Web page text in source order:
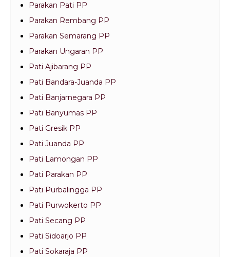
Parakan Pati PP
Parakan Rembang PP
Parakan Semarang PP
Parakan Ungaran PP
Pati Ajibarang PP
Pati Bandara-Juanda PP
Pati Banjarnegara PP
Pati Banyumas PP
Pati Gresik PP
Pati Juanda PP
Pati Lamongan PP
Pati Parakan PP
Pati Purbalingga PP
Pati Purwokerto PP
Pati Secang PP
Pati Sidoarjo PP
Pati Sokaraja PP